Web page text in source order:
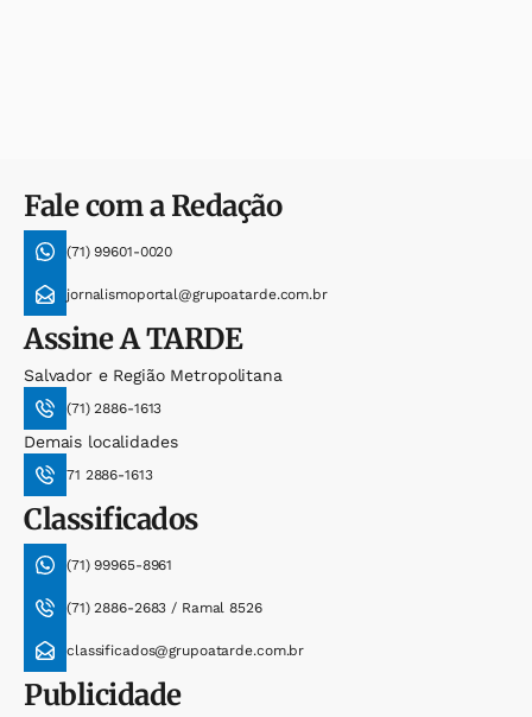
Fale com a Redação
(71) 99601-0020
jornalismoportal@grupoatarde.com.br
AssineA TARDE
Salvador e Região Metropolitana
(71) 2886-1613
Demais localidades
71 2886-1613
Classificados
(71) 99965-8961
(71) 2886-2683 / Ramal 8526
classificados@grupoatarde.com.br
Publicidade